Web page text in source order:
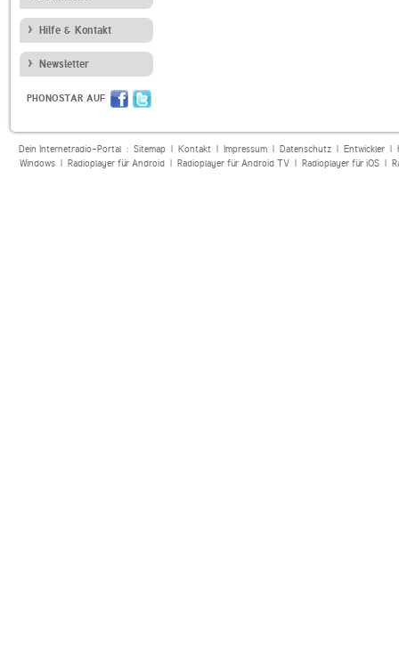
Hilfe & Kontakt
Newsletter
PHONOSTAR AUF
Dein Internetradio-Portal : Sitemap| Kontakt| Impressum| Datenschutz| Entwickler|
Windows| Radioplayer für Android| Radioplayer für Android TV| Radioplayer für iOS|